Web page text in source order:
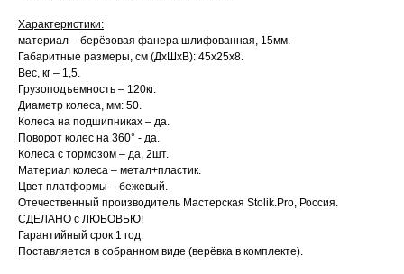
Характеристики:
материал – берёзовая фанера шлифованная, 15мм.
Габаритные размеры, см (ДхШхВ): 45х25х8.
Вес, кг – 1,5.
Грузоподъемность – 120кг.
Диаметр колеса, мм: 50.
Колеса на подшипниках – да.
Поворот колес на 360° - да.
Колеса с тормозом – да, 2шт.
Материал колеса – метал+пластик.
Цвет платформы – бежевый.
Отечественный производитель Мастерская Stolik.Pro, Россия.
СДЕЛАНО с ЛЮБОВЬЮ!
Гарантийный срок 1 год.
Поставляется в собранном виде (верёвка в комплекте).